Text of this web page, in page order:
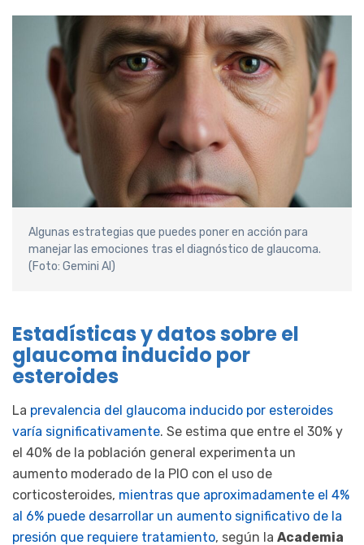
Algunas estrategias que puedes poner en acción para
manejar las emociones tras el diagnóstico de glaucoma.
(Foto: Gemini AI)
Estadísticas y datos sobre el
glaucoma inducido por
esteroides
La prevalencia del glaucoma inducido por esteroides
varía significativamente. Se estima que entre el 30% y
el 40% de la población general experimenta un
aumento moderado de la PIO con el uso de
corticosteroides, mientras que aproximadamente el 4%
al 6% puede desarrollar un aumento significativo de la
presión que requiere tratamiento, según la Academia